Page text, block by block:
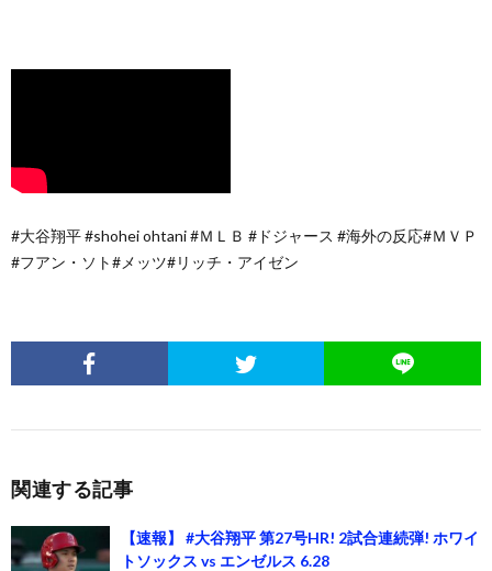
#大谷翔平 #shohei ohtani #ＭＬＢ #ドジャース #海外の反応#ＭＶＰ
#フアン・ソト#メッツ#リッチ・アイゼン
関連する記事
【速報】 #大谷翔平 第27号HR! 2試合連続弾! ホワイ
トソックス vs エンゼルス 6.28